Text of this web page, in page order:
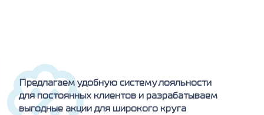
Предлагаем удобную систему лояльности
для постоянных клиентов и разрабатываем
выгодные акции для широкого круга